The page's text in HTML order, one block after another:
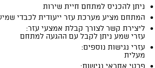
ניתן להכניס למתחם חיית שירות
המתחם מציע מערכת עזר ייעודית לכבדי
ליצירת קשר לצורך קבלת אמצעי עזר:
עזרי שמע ניתן לקבל עם ההגעה למתחם
עזרי נגישות נוספים:
מעלית
פרטי אחראי נגישות: